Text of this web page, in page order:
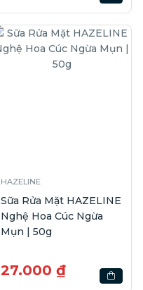
HAZELINE
Sữa Rửa Mặt HAZELINE
Nghệ Hoa Cúc Ngừa
Mụn | 50g
27.000 ₫